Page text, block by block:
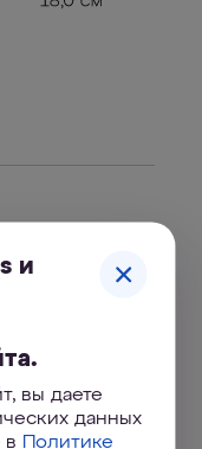
и
вы даете
данных
в Политике